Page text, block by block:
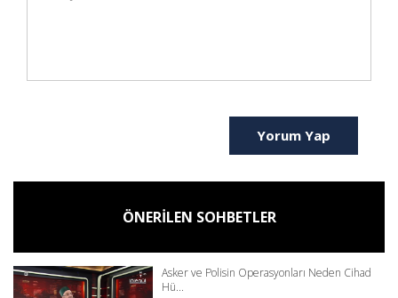
Yorum Yap
ÖNERİLEN SOHBETLER
Asker ve Polisin Operasyonları Neden Cihad
Hü...